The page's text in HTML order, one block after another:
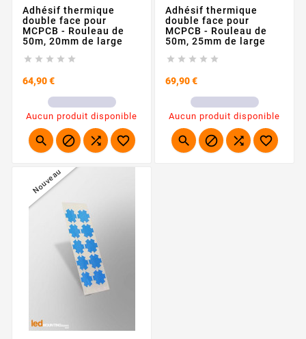
Adhésif thermique
double face pour
MCPCB - Rouleau de
50m, 20mm de large
    
64,90 €Prix
Aucun produit disponible
   
Adhésif thermique
double face pour
MCPCB - Rouleau de
50m, 25mm de large
    
69,90 €Prix
Aucun produit disponible
   
Nouveau